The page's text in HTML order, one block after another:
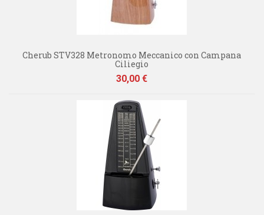
Cherub STV328 Metronomo Meccanico con Campana
Ciliegio
Prezzo
30,00 €